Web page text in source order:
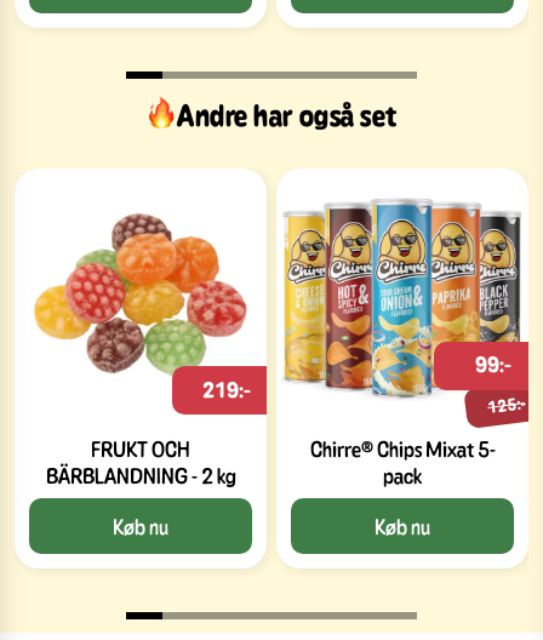
Andre har også set
FRUKT OCH
BÄRBLANDNING - 2 kg
219:-
Køb nu
Chirre® Chips Mixat 5-
pack
125:-
99:-
Køb nu